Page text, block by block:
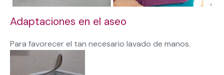
Adaptaciones en el aseo
Para favorecer el tan necesario lavado de manos.